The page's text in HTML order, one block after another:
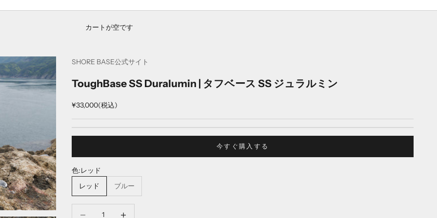
カートが空です
SHORE BASE公式サイト
ToughBase SS Duralumin | タフベース SS ジュラルミン
セール価格
¥33,000(税込)
今すぐ購入する
色:レッド
レッド
ブルー